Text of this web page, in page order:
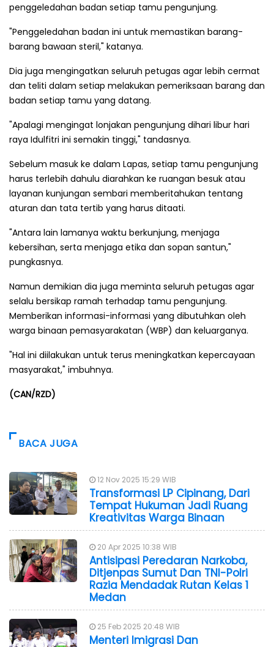
penggeledahan badan setiap tamu pengunjung.
"Penggeledahan badan ini untuk memastikan barang-
barang bawaan steril," katanya.
Dia juga mengingatkan seluruh petugas agar lebih cermat
dan teliti dalam setiap melakukan pemeriksaan barang dan
badan setiap tamu yang datang.
"Apalagi mengingat lonjakan pengunjung dihari libur hari
raya Idulfitri ini semakin tinggi," tandasnya.
Sebelum masuk ke dalam Lapas, setiap tamu pengunjung
harus terlebih dahulu diarahkan ke ruangan besuk atau
layanan kunjungan sembari memberitahukan tentang
aturan dan tata tertib yang harus ditaati.
"Antara lain lamanya waktu berkunjung, menjaga
kebersihan, serta menjaga etika dan sopan santun,"
pungkasnya.
Namun demikian dia juga meminta seluruh petugas agar
selalu bersikap ramah terhadap tamu pengunjung.
Memberikan informasi-informasi yang dibutuhkan oleh
warga binaan pemasyarakatan (WBP) dan keluarganya.
"Hal ini diilakukan untuk terus meningkatkan kepercayaan
masyarakat," imbuhnya.
(CAN/RZD)
BACA JUGA
12 Nov 2025 15:29 WIB
Transformasi LP Cipinang, Dari
Tempat Hukuman Jadi Ruang
Kreativitas Warga Binaan
20 Apr 2025 10:38 WIB
Antisipasi Peredaran Narkoba,
Ditjenpas Sumut Dan TNI-Polri
Razia Mendadak Rutan Kelas 1
Medan
25 Feb 2025 20:48 WIB
Menteri Imigrasi Dan